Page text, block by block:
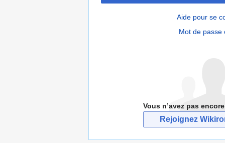
Aide pour se
Mot de passe
Vous n’avez pas
Rejoignez